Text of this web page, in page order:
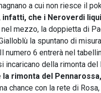
a cui non riesce il
infatti, che i Neroverdi
mezzo, la doppietta di
la spuntano di
6 entrerà nel
della rimonta
rimonta del
chance con la rete di